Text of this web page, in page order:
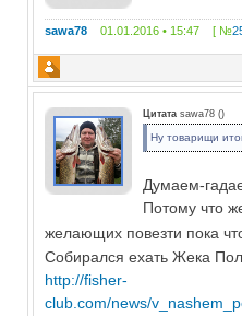
sawa78 01.01.2016 • 15:47 [ №
Цитата sawa78 ()
Ну товарищи
Думаем-
Потому что
желающих повезти пока
Собирался ехать Жека
http://fisher-
club.com/news/